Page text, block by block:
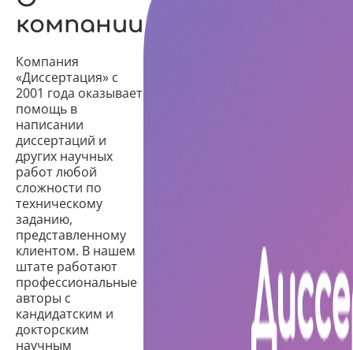
компании
Компания
«Диссертация» с
2001 года оказывает
помощь в
написании
диссертаций и
других научных
работ любой
сложности по
техническому
заданию,
представленному
клиентом. В нашем
штате работают
профессиональные
авторы с
кандидатским и
докторским
научным